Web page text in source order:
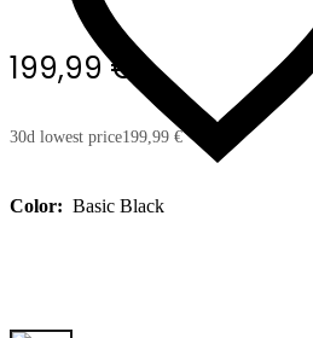
199,99 €
30d lowest price199,99 €
Color: Basic Black